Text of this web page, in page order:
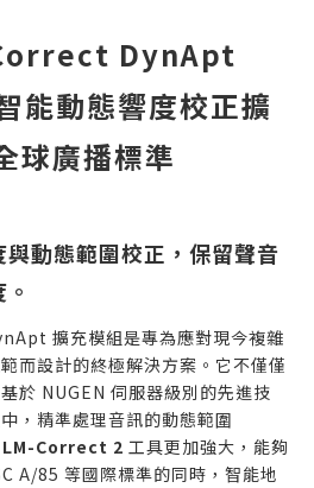
DynApt
能動態響度校正擴
球廣播標準
動態範圍校正，保留聲音
擴充模組是專為應對現今複雜
而設計的終極解決方案。它不僅僅
於 NUGEN 伺服器級別的先進技
，精準處理音訊的動態範圍
LM-Correct 2 工具更加強大，能夠
A/85 等國際標準的同時，智能地